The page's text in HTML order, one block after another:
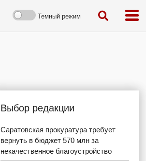
Темный режим
Выбор редакции
Саратовская прокуратура требует
вернуть в бюджет 570 млн за
некачественное благоустройство